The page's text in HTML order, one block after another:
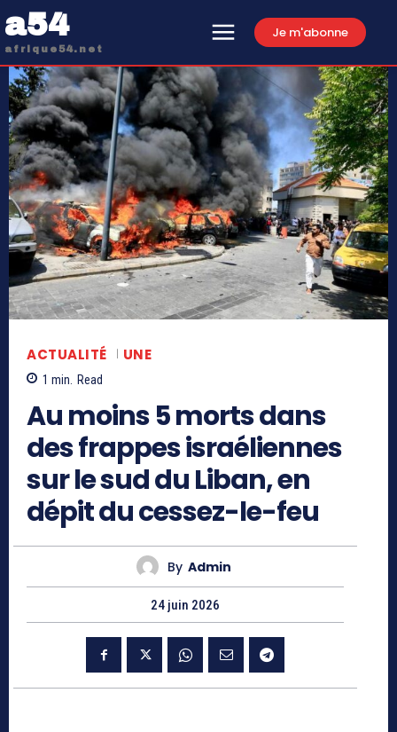
a54
afrique54.net
Je m'abonne
ACTUALITÉ UNE
1 min. Read
Au moins 5 morts dans
des frappes israéliennes
sur le sud du Liban, en
dépit du cessez-le-feu
By Admin
24 juin 2026